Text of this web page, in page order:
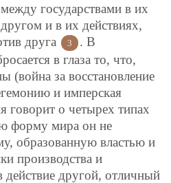
государствами в их
и в их действиях,
друга
3
. В
в глаза то, что,
(война за восстановление
и имперская
говорит о четырех типах
форму мира он не
образованную властью и
производства и
другой, отличный